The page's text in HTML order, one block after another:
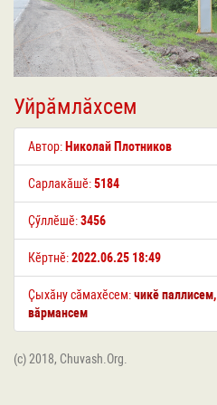
Уйрӑмлӑхсем
Автор: Николай Плотников
Сарлакӑшӗ:5184
Ҫӳллӗшӗ:3456
Кӗртнӗ:2022.06.25 18:49
Ҫыхӑну сӑмахӗсем:чикӗ паллисем,
вӑрмансем
(c) 2018, Chuvash.Org.